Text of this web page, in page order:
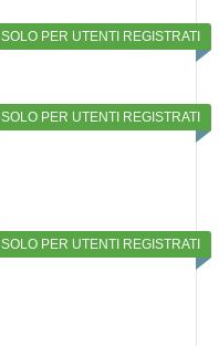
SOLO PER UTENTI REGISTRATI
SOLO PER UTENTI REGISTRATI
SOLO PER UTENTI REGISTRATI